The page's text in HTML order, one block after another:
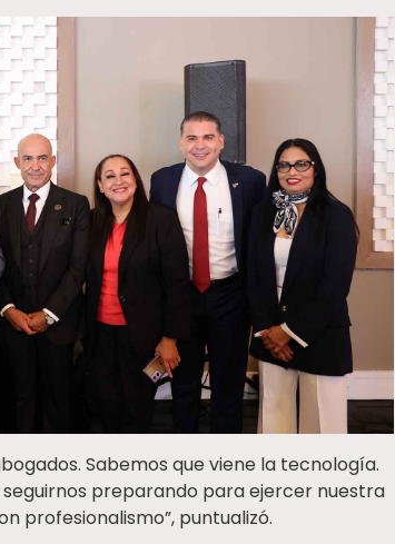
Sabemos que viene la tecnología.
preparando para ejercer nuestra
profesionalismo”, puntualizó.